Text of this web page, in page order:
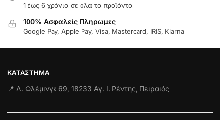
1 έως 6 χρόνια σε όλα τα προϊόντα
100% Ασφαλείς Πληρωμές
Google Pay, Apple Pay, Visa, Mastercard, IRIS, Klarna
ΚΑΤΆΣΤΗΜΑ
📍 Λ. Φλέμινγκ 69, 18233 Αγ. Ι. Ρέντης, Πειραιάς